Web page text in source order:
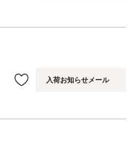
入荷お知らせメール